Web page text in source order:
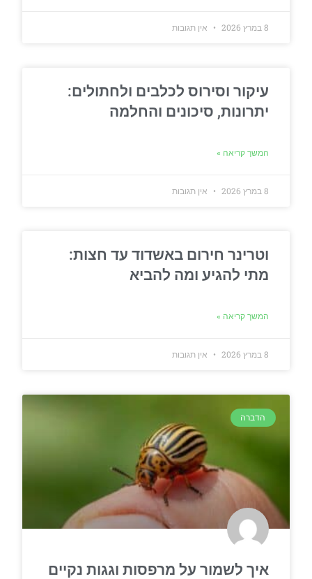
8 במרץ 2026 אין תגובות
עיקור וסירוס לכלבים ולחתולים:
יתרונות, סיכונים והחלמה
המשך קריאה »
8 במרץ 2026 אין תגובות
וטרינר חירום באשדוד עד חצות:
מתי להגיע ומה להביא
המשך קריאה »
8 במרץ 2026 אין תגובות
הדברה
איך לשמור על מרפסות וגגות נקיים